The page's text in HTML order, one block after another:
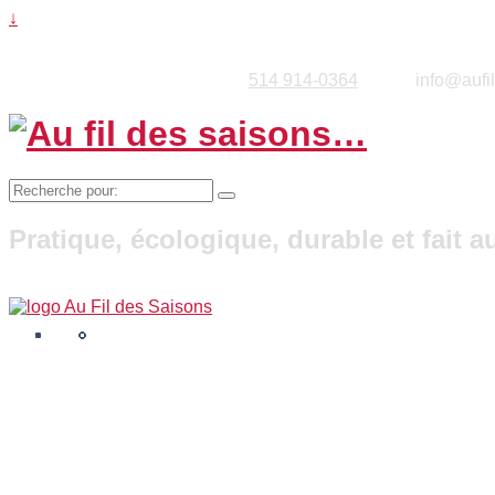
↓
514 914-0364
Recherche
pour:
Pratique, écologique, durable et fait